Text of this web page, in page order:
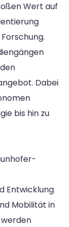
Wert auf
Dabei
bis hin zu
Entwicklung
Mobilität in